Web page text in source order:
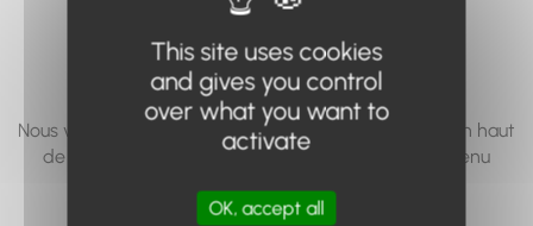
pas... ou plus.
Nous vous invitons à utiliser le moteur de recherche en haut
de page, ou à utiliser le menu pour trouver le contenu
This site uses cookies
and gives you control
over what you want to
activate
OK, accept all